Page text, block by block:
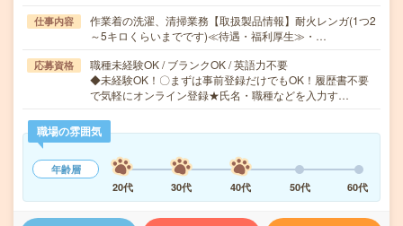
仕事内容
作業着の洗濯、清掃業務【取扱製品情報】耐火レンガ(1つ2
～5キロくらいまでです)≪待遇・福利厚生≫・…
応募資格
職種未経験OK / ブランクOK / 英語力不要
◆未経験OK！〇まずは事前登録だけでもOK！履歴書不要
で気軽にオンライン登録★氏名・職種などを入力す…
職場の雰囲気
年齢層
20代
30代 40代 50代 60代